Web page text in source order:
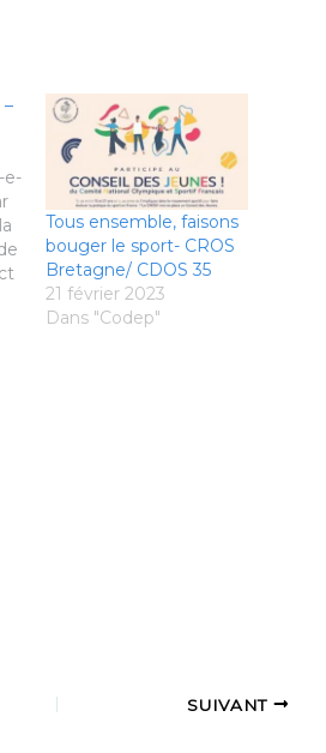
e-
Tous ensemble, faisons
bouger le sport- CROS
Bretagne/ CDOS 35
21 février 2023
Dans "Codep"
SUIVANT